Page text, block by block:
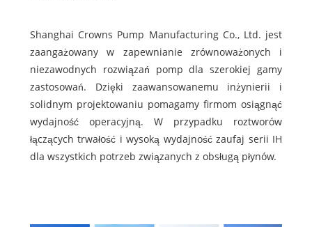
Shanghai Crowns Pump Manufacturing Co., Ltd. jest
zaangażowany w zapewnianie zrównoważonych i
niezawodnych rozwiązań pomp dla szerokiej gamy
zastosowań. Dzięki zaawansowanemu inżynierii i
solidnym projektowaniu pomagamy firmom osiągnąć
wydajność operacyjną. W przypadku roztworów
łączących trwałość i wysoką wydajność zaufaj serii IH
dla wszystkich potrzeb związanych z obsługą płynów.